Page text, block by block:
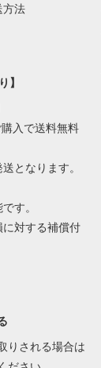
方法
】
入で送料無料
となります。
す。
対する補償付
りされる場合は